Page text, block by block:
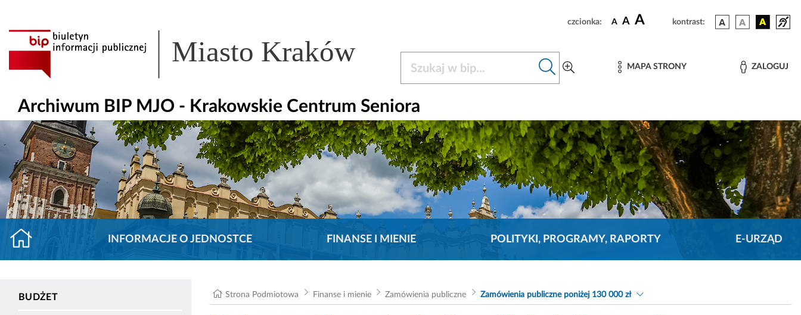
czcionka: A A A kontrast:
Miasto Kraków MAPA STRONY ZALOGUJ
Archiwum BIP MJO - Krakowskie Centrum Seniora
INFORMACJE O JEDNOSTCE FINANSE I MIENIE POLITYKI, PROGRAMY, RAPORTY E-URZĄD
BUDŻET Strona Podmiotowa Finanse i mienie Zamówienia publiczne Zamówienia publiczne poniżej 130 000 zł